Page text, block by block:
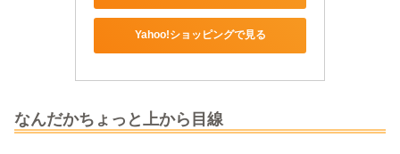
Yahoo!ショッピングで見る
なんだかちょっと上から目線